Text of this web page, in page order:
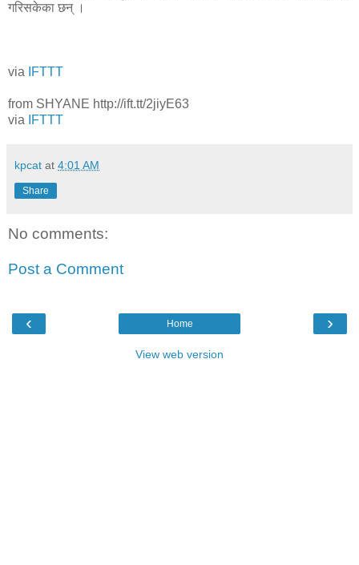
गरिसकेका छन् ।
via IFTTT
from SHYANE http://ift.tt/2jiyE63
via
IFTTT
kpcat at 4:01 AM
Share
No comments:
Post a Comment
‹ ›
Home
View web version